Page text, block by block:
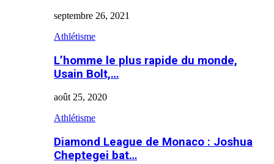
septembre 26, 2021
Athlétisme
L’homme le plus rapide du monde,
Usain Bolt,…
août 25, 2020
Athlétisme
Diamond League de Monaco : Joshua
Cheptegei bat…